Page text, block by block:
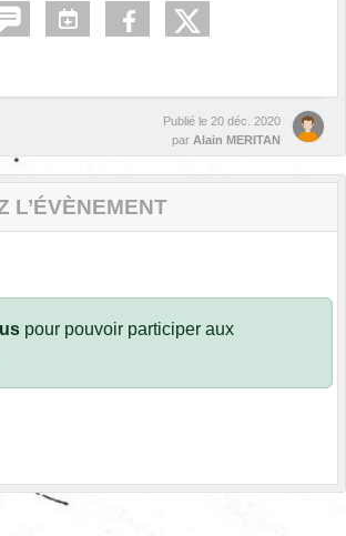
Publié le 20 déc. 2020
par Alain MERITAN
L’ÉVÈNEMENT
pour pouvoir participer aux